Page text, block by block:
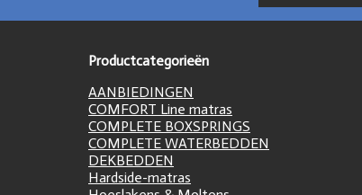
Productcategorieën
AANBIEDINGEN
COMFORT Line matras
COMPLETE BOXSPRINGS
COMPLETE WATERBEDDEN
DEKBEDDEN
Hardside-matras